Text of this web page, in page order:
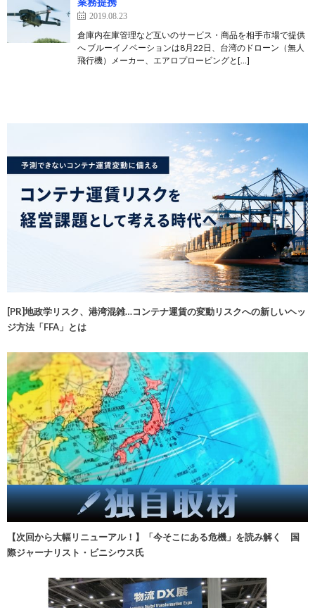
2019.08.23
倉庫内在庫管理など互いのサービス・商品を相手市場で提供
へ ブルーイノベーションは8月22日、台湾のドローン（無人
飛行機）メーカー、エアロプロービングと[…]
[PR]地政学リスク、港湾混雑…コンテナ運賃の変動リスクへの新しいヘッ
ジ方法「FFA」とは
【次回から大幅リニューアル！】「今そこにある危機」を読み解く 国
際ジャーナリスト・ビニシウス氏